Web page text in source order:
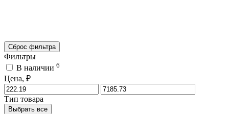
Сброс фильтра
Фильтры
В наличии 6
Цена, ₽
Тип товара
Выбрать все